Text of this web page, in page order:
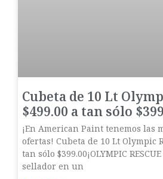
Cubeta de 10 Lt
$499.00 a tan sólo
¡En American Paint tenemos las
ofertas! Cubeta de 10 Lt Olympic
tan sólo $399.00¡OLYMPIC
sellador en un